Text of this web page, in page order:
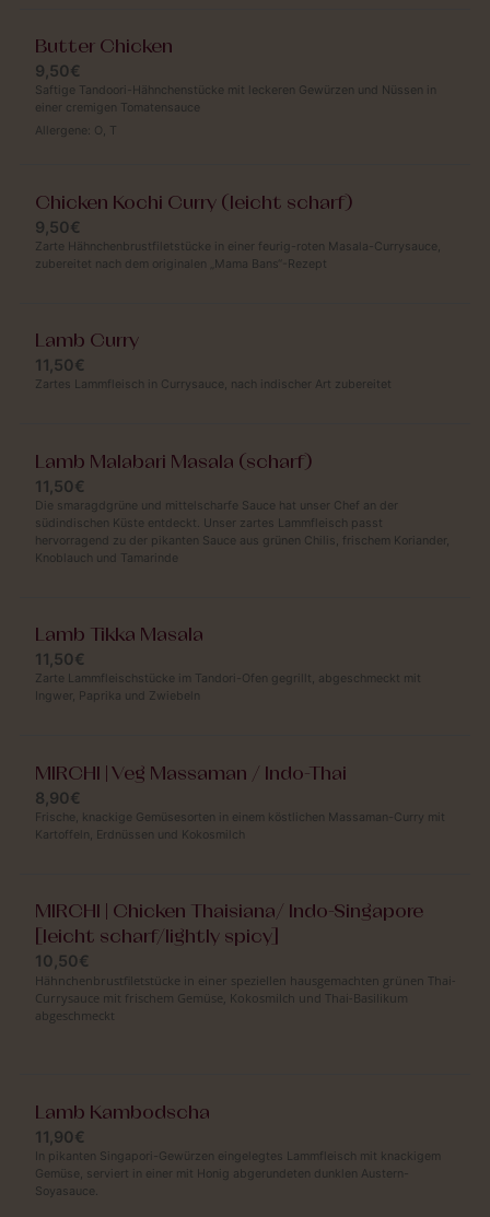
Butter Chicken
9,50€
Saftige Tandoori-Hähnchenstücke mit leckeren Gewürzen und Nüssen in
einer cremigen Tomatensauce
Allergene: O, T
Chicken Kochi Curry (leicht scharf)
9,50€
Zarte Hähnchenbrustfiletstücke in einer feurig-roten Masala-Currysauce,
zubereitet nach dem originalen „Mama Bans“-Rezept
Lamb Curry
11,50€
Zartes Lammfleisch in Currysauce, nach indischer Art zubereitet
Lamb Malabari Masala (scharf)
11,50€
Die smaragdgrüne und mittelscharfe Sauce hat unser Chef an der
südindischen Küste entdeckt. Unser zartes Lammfleisch passt
hervorragend zu der pikanten Sauce aus grünen Chilis, frischem Koriander,
Knoblauch und Tamarinde
Lamb Tikka Masala
11,50€
Zarte Lammfleischstücke im Tandori-Ofen gegrillt, abgeschmeckt mit
Ingwer, Paprika und Zwiebeln
MIRCHI | Veg Massaman / Indo-Thai
8,90€
Frische, knackige Gemüsesorten in einem köstlichen Massaman-Curry mit
Kartoffeln, Erdnüssen und Kokosmilch
MIRCHI | Chicken Thaisiana/ Indo-Singapore
[leicht scharf/lightly spicy]
10,50€
Hähnchenbrustfiletstücke in einer speziellen hausgemachten grünen Thai-
Currysauce mit frischem Gemüse, Kokosmilch und Thai-Basilikum
abgeschmeckt
Lamb Kambodscha
11,90€
In pikanten Singapori-Gewürzen eingelegtes Lammfleisch mit knackigem
Gemüse, serviert in einer mit Honig abgerundeten dunklen Austern-
Soyasauce.